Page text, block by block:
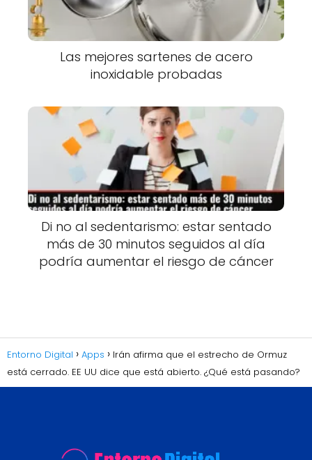
Las mejores sartenes de acero
inoxidable probadas
Di no al sedentarismo: estar sentado
más de 30 minutos seguidos al día
podría aumentar el riesgo de cáncer
Entorno Digital Apps
Irán afirma que el estrecho de Ormuz
está cerrado. EE UU dice que está abierto. ¿Qué está pasando?